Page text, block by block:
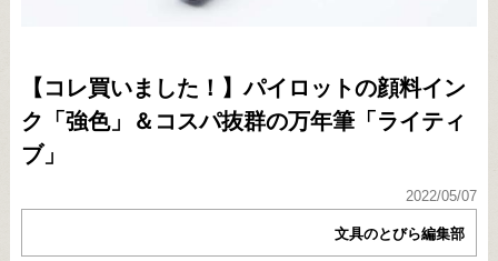
【コレ買いました！】パイロットの顔料イン
ク「強色」＆コスパ抜群の万年筆「ライティ
ブ」
2022/05/07
文具のとびら編集部